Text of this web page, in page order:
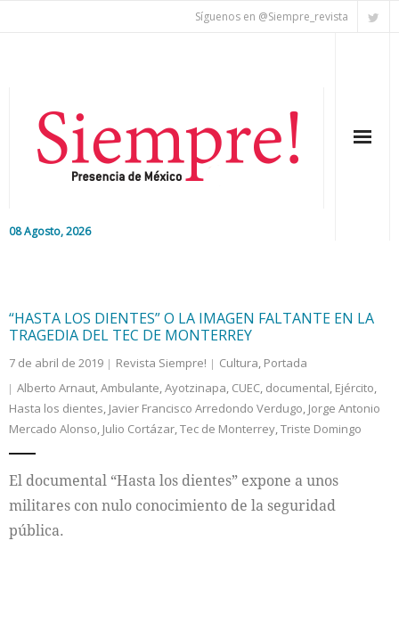
Síguenos en @Siempre_revista
08 Agosto, 2026
Colaboradores
Internacional
Cultura
“HASTA LOS DIENTES” O LA IMAGEN FALTANTE EN LA
TRAGEDIA DEL TEC DE MONTERREY
7 de abril de 2019 Revista Siempre! Cultura, Portada
Alberto Arnaut,Ambulante,Ayotzinapa, CUEC, documental, Ejército,
Hasta los dientes, Javier Francisco Arredondo Verdugo, Jorge Antonio
Mercado Alonso, Julio Cortázar,Tec de Monterrey,Triste Domingo
El documental “Hasta los dientes” expone a unos
militares con nulo conocimiento de la seguridad
pública.